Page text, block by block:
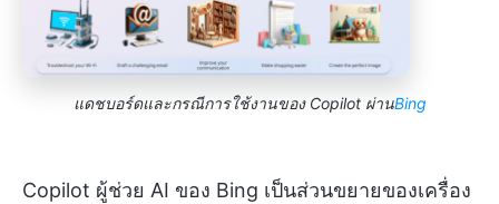
แดชบอร์ดและกรณีการใช้งานของ Copilot ผ่านBing
Copilot ผู้ช่วย AI ของ Bing เป็นส่วนขยายของเครื่อง